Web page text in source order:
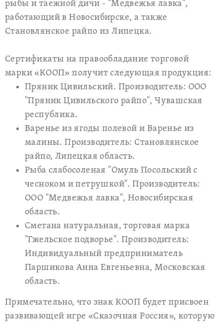
рыбы и таежной дичи - "Медвежья лавка",
работающий в Новосибирске, а также
Становлянское райпо из Липецка.
Сертификаты на правообладание торговой
марки «КООП» получит следующая продукция:
Пряник Цивильский. Производитель: ООО
"Пряник Цивильского райпо", Чувашская
республика.
Варенье из ягоды полевой и Варенье из
малины. Производитель: Становлянское
райпо, Липецкая область.
Рыба слабосоленая "Омуль Посольский с
чесноком и петрушкой". Производитель:
ООО "Медвежья лавка", Новосибирская
область.
Сметана натуральная, торговая марка
"Гжельское подворье". Производитель:
Индивидуальный предприниматель
Паршикова Анна Евгеньевна, Московская
область.
Примечательно, что знак КООП будет присвоен
развивающей игре «Сказочная Россия», которую